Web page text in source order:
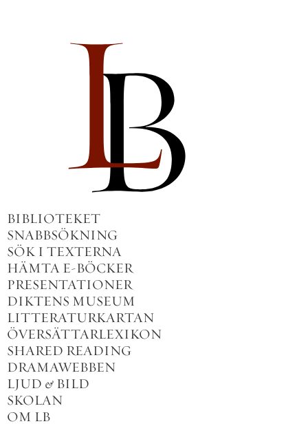
BIBLIOTEKET
SNABBSÖKNING
SÖK I TEXTERNA
HÄMTA E-BÖCKER
PRESENTATIONER
DIKTENS MUSEUM
LITTERATURKARTAN
ÖVERSÄTTARLEXIKON
SHARED READING
DRAMAWEBBEN
LJUD & BILD
SKOLAN
OM LB